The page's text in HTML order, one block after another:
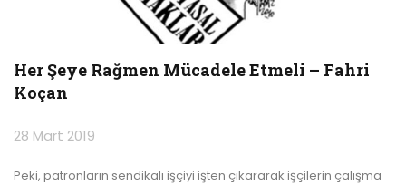
Her Şeye Rağmen Mücadele Etmeli – Fahri
Koçan
28 Mart 2019
Peki, patronların sendikalı işçiyi işten çıkararak işçilerin çalışma